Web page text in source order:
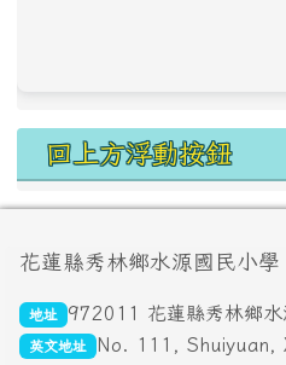
回上方浮動按鈕
頁尾區域內容
花蓮縣秀林鄉水源國民小學
地址 972011 花蓮縣秀林鄉
英文地址
No. 111, Shuiyuan,